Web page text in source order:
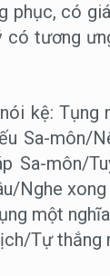
phục, có
có tương
kệ:
Sa-môn/
Sa-môn/
Nghe
một
Tự